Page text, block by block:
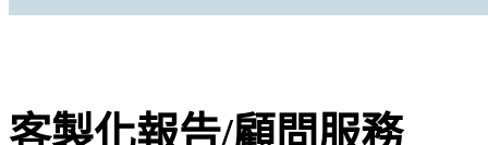
客製化報告/顧問服務